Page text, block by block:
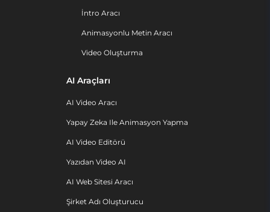
İntro Aracı
Animasyonlu Metin Aracı
Video Oluşturma
AI Araçları
AI Video Aracı
Yapay Zeka Ile Animasyon Yapma
AI Video Editörü
Yazıdan Video AI
AI Web Sitesi Aracı
Şirket Adı Oluşturucu